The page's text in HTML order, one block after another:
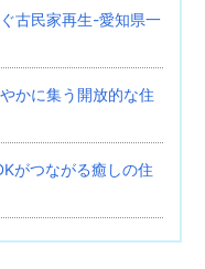
古民家再生-愛知県一
かに集う開放的な住
がつながる癒しの住